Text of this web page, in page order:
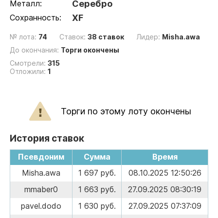
Металл: Серебро
Сохранность: XF
№ лота: 74 Ставок: 38 ставок Лидер: Misha.awa
До окончания: Торги окончены
Смотрели: 315
Отложили: 1
Торги по этому лоту окончены
История ставок
Псевдоним Сумма
Время
Misha.awa
1 697 руб.
08.10.2025 12:50:26
mmaber0
1 663 руб.
27.09.2025 08:30:19
pavel.dodo
1 630 руб.
27.09.2025 07:37:09